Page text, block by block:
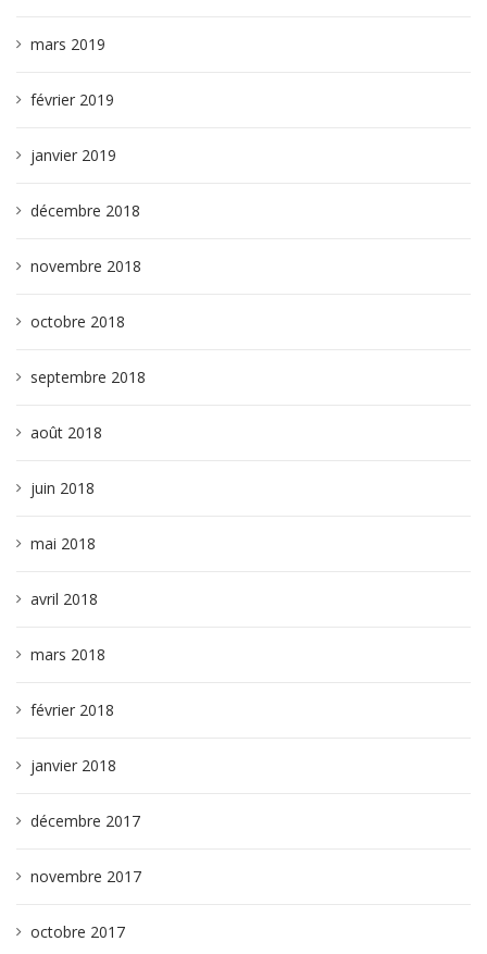
mars 2019
février 2019
janvier 2019
décembre 2018
novembre 2018
octobre 2018
septembre 2018
août 2018
juin 2018
mai 2018
avril 2018
mars 2018
février 2018
janvier 2018
décembre 2017
novembre 2017
octobre 2017